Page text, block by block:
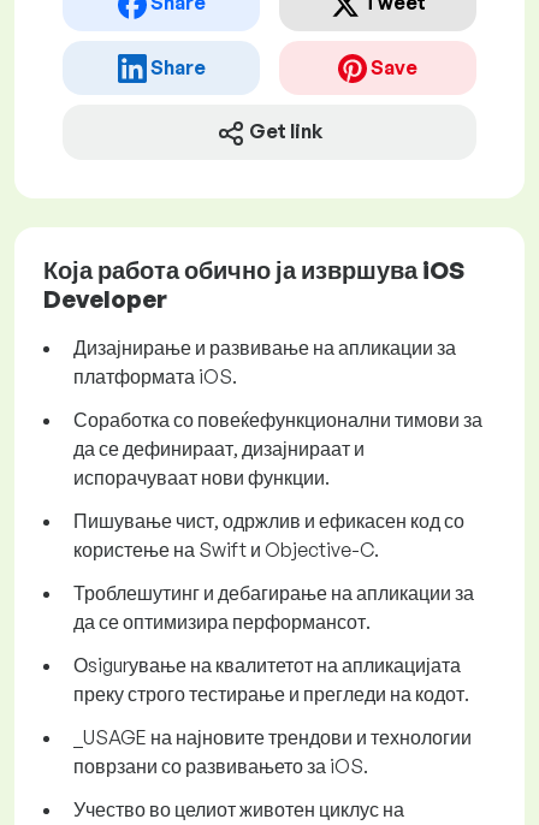
Share Save
Get link
Која работа обично ја извршува iOS
Developer
Дизајнирање и развивање на апликации за
платформата iOS.
Соработка со повеќефункционални тимови за
да се дефинираат, дизајнираат и
испорачуваат нови функции.
Пишување чист, одржлив и ефикасен код со
користење на Swift и Objective-C.
Троблешутинг и дебагирање на апликации за
да се оптимизира перформансот.
Оsigurување на квалитетот на апликацијата
преку строго тестирање и прегледи на кодот.
_USAGE на најновите трендови и технологии
поврзани со развивањето за iOS.
Учество во целиот животен циклус на